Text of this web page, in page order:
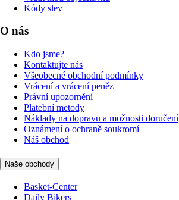
Kódy slev
O nás
Kdo jsme?
Kontaktujte nás
Všeobecné obchodní podmínky
Vrácení a vrácení peněz
Právní upozornění
Platební metody
Náklady na dopravu a možnosti doručení
Oznámení o ochraně soukromí
Náš obchod
Naše obchody
Basket-Center
Daily Bikers